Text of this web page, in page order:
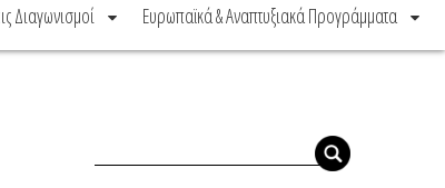
Διαγωνισμοί Ευρωπαϊκά & Αναπτυξιακά Προγράμματα